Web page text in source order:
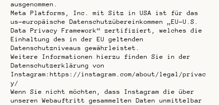
ausgenommen.
Meta Platforms, Inc. mit Sitz in USA ist für das
us-europäische Datenschutzübereinkommen „EU-U.S.
Data Privacy Framework“ zertifiziert, welches die
Einhaltung des in der EU geltenden
Datenschutzniveaus gewährleistet.
Weitere Informationen hierzu finden Sie in der
Datenschutzerklärung von
Instagram:https://instagram.com/about/legal/privac
y/
Wenn Sie nicht möchten, dass Instagram die über
unseren Webauftritt gesammelten Daten unmittelbar